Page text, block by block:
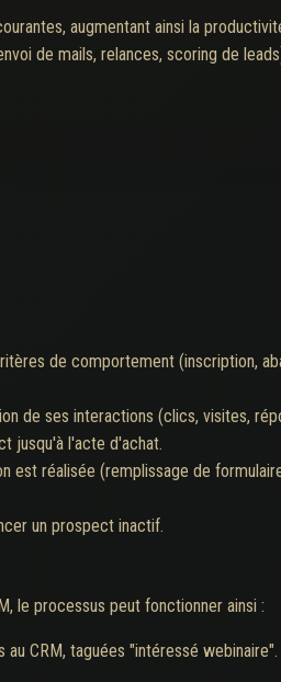
augmentant ainsi la
de mails, relances, scoring de
de comportement (inscription,
de ses interactions (clics, visites,
jusqu'à l'acte d'achat.
est réalisée (remplissage de
un prospect inactif.
le processus peut fonctionner ainsi :
CRM, taguées "intéressé webinaire".